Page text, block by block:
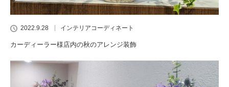
2022.9.28 インテリアコーディネート
カーディーラー様店内の秋のアレンジ装飾